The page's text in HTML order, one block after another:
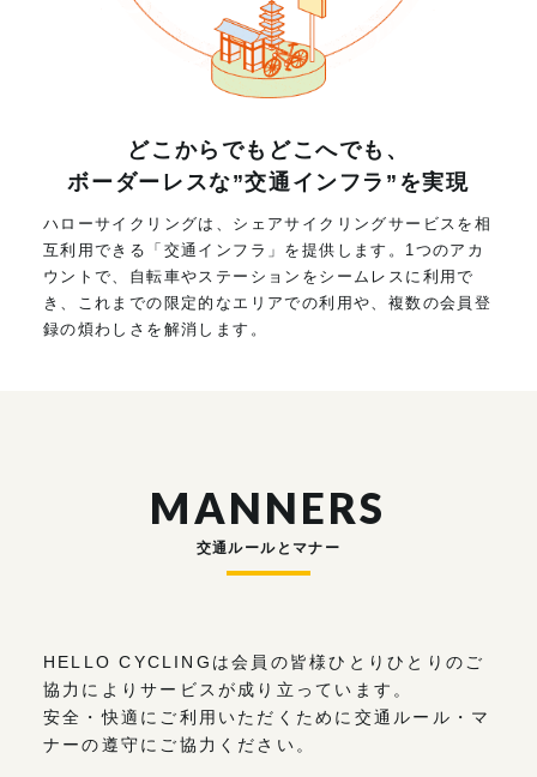
どこからでもどこへでも、
ボーダーレスな”交通インフラ”を実現
ハローサイクリングは、シェアサイクリングサービスを相
互利用できる「交通インフラ」を提供します。1つのアカ
ウントで、自転車やステーションをシームレスに利用で
き、これまでの限定的なエリアでの利用や、複数の会員登
録の煩わしさを解消します。
MANNERS
交通ルールとマナー
HELLO CYCLINGは会員の皆様ひとりひとりのご
協力によりサービスが成り立っています。
安全・快適にご利用いただくために交通ルール・マ
ナーの遵守にご協力ください。